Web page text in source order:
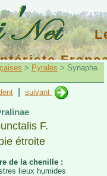
> Pyrales > Synaphe
suivant
F.
étroite
de la chenille :
lieux humides